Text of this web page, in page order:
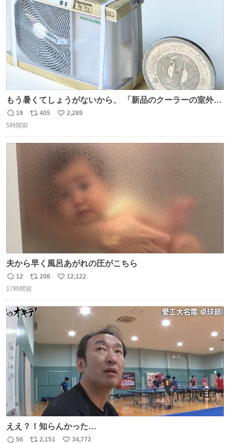
もう暑くてしょうがないから、 「新品のクーラーの室外機
のミニチュア」 でも見ていってよ
返
信
19
リ
ト
数
405
い
数
2,289
5時間前
夫から早く風呂あがれの圧がこちら
返
信
12
リ
ポ
ト
数
206
い
12,122
17時間前
ええ？！知らんかった…
56 2,151 34,772